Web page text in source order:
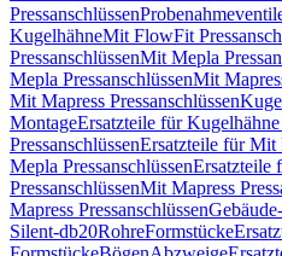
Pressanschlüssen
KugelhähneMit FlowFit
PressanschlüssenMit Mepla
Mepla PressanschlüssenMit
Mit Mapress Pressanschlüssen
MontageErsatzteile für
PressanschlüssenErsatzteile für Mit
Mepla PressanschlüssenErsatzteile
PressanschlüssenMit Mapress
Mapress Pressanschlüssen
Silent-db20RohreFormstücke